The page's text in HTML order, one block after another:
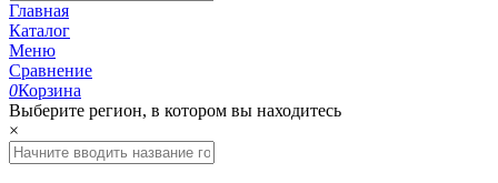
Главная
Каталог
Меню
Сравнение
0Корзина
Выберите регион, в котором вы находитесь
×